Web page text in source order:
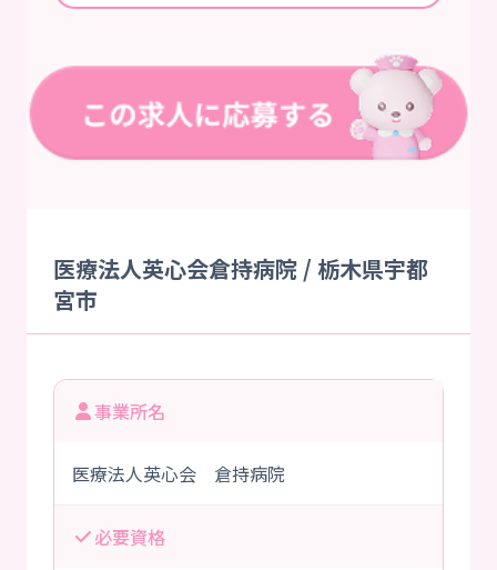
医療法人英心会倉持病院 / 栃木県宇都
宮市
事業所名
医療法人英心会 倉持病院
必要資格